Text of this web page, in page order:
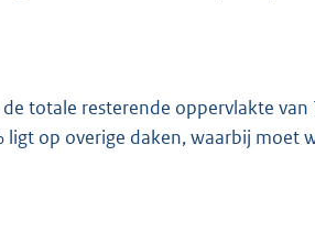
totale resterende oppervlakte
op overige daken, waarbij moet